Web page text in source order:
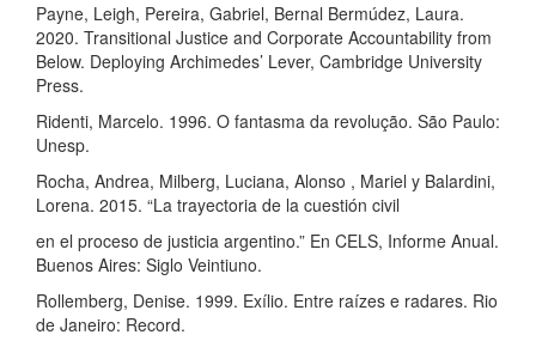
Payne, Leigh, Pereira, Gabriel, Bernal Bermúdez, Laura.
2020. Transitional Justice and Corporate Accountability from
Below. Deploying Archimedes’ Lever, Cambridge University
Press.
Ridenti, Marcelo. 1996. O fantasma da revolução. São Paulo:
Unesp.
Rocha, Andrea, Milberg, Luciana, Alonso , Mariel y Balardini,
Lorena. 2015. “La trayectoria de la cuestión civil
en el proceso de justicia argentino.” En CELS, Informe Anual.
Buenos Aires: Siglo Veintiuno.
Rollemberg, Denise. 1999. Exílio. Entre raízes e radares. Rio
de Janeiro: Record.